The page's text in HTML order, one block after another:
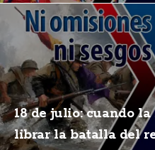
18 de julio: cuando
librar la batalla del